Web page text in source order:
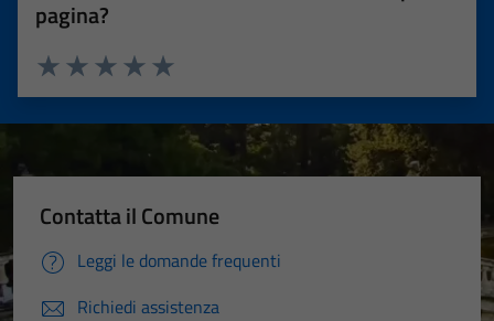
pagina?
Valuta 5 stelle su 5
Valuta 4 stelle su 5
Valuta 3 stelle su 5
Valuta 2 stelle su 5
Valuta 1 stelle su 5
Contatta il Comune
Leggi le domande frequenti
Richiedi assistenza